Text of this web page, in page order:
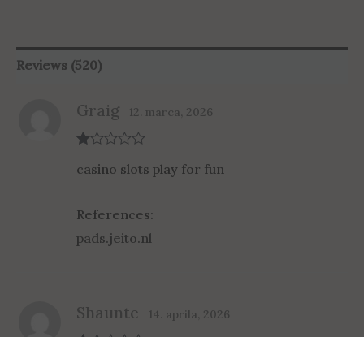
Reviews (520)
at
ou
t
of
5
Graig 12. marca, 2026
casino slots play for fun
References:
pads.jeito.nl
Shaunte 14. aprila, 2026